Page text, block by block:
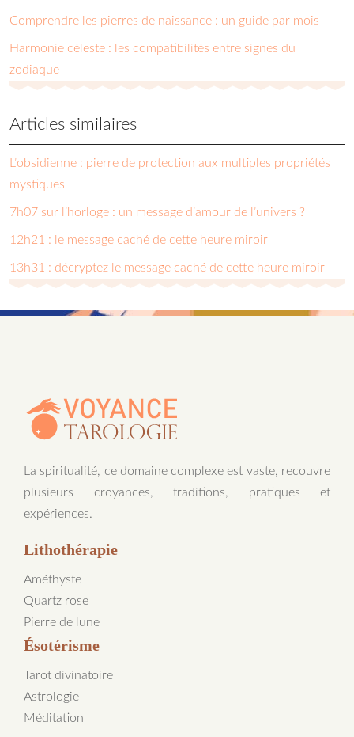
Comprendre les pierres de naissance : un guide par mois
Harmonie céleste : les compatibilités entre signes du
zodiaque
Articles similaires
L’obsidienne : pierre de protection aux multiples propriétés
mystiques
7h07 sur l’horloge : un message d’amour de l’univers ?
12h21 : le message caché de cette heure miroir
13h31 : décryptez le message caché de cette heure miroir
La spiritualité, ce domaine complexe est vaste, recouvre
plusieurs croyances, traditions, pratiques et
expériences.
Lithothérapie
Améthyste
Quartz rose
Pierre de lune
Ésotérisme
Tarot divinatoire
Astrologie
Méditation